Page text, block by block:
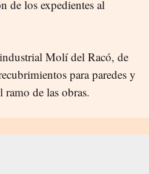
de los expedientes al
Molí del Racó, de
para paredes y
ramo de las obras.